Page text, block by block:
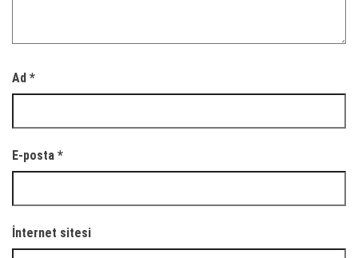
Ad *
E-posta *
İnternet sitesi